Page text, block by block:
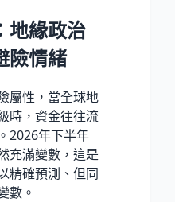
地緣政治
險情緒
屬性，當全球地
時，資金往往流
2026年下半年
充滿變數，這是
精確預測、但同
數。